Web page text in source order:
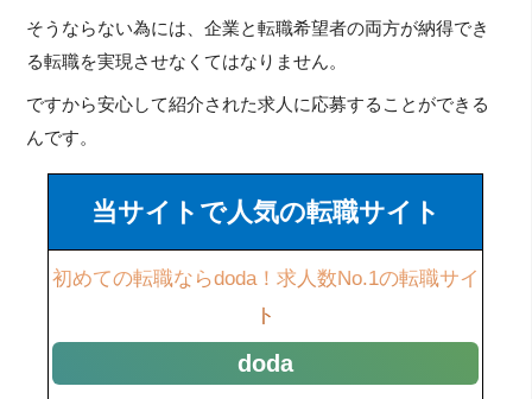
そうならない為には、企業と転職希望者の両方が納得でき
る転職を実現させなくてはなりません。
ですから安心して紹介された求人に応募することができる
んです。
当サイトで人気の転職サイト
初めての転職ならdoda！求人数No.1の転職サイ
ト
doda